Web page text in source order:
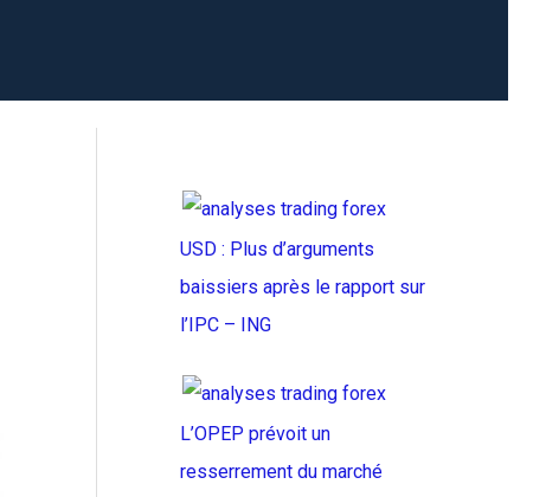
USD : Plus d’arguments
baissiers après le rapport sur
l’IPC – ING
L’OPEP prévoit un
resserrement du marché